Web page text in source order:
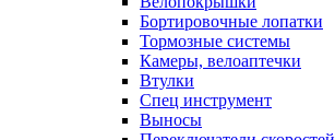
Бортировочные лопатки
Тормозные системы
Камеры, велоаптечки
Втулки
Спец инструмент
Выносы